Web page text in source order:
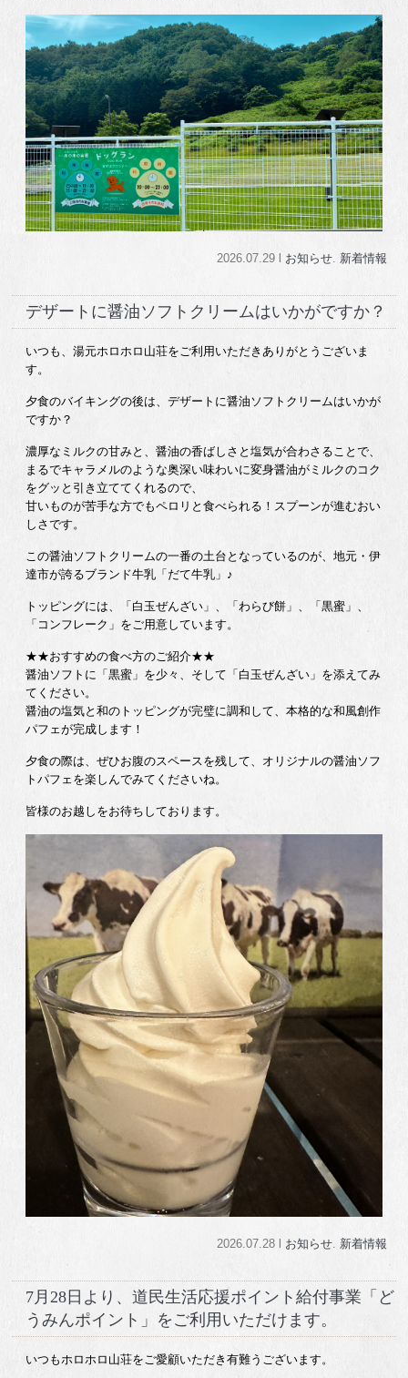
2026.07.29 l お知らせ. 新着情報
デザートに醤油ソフトクリームはいかがですか？
いつも、湯元ホロホロ山荘をご利用いただきありがとうございま
す。
夕食のバイキングの後は、デザートに醤油ソフトクリームはいかが
ですか？
濃厚なミルクの甘みと、醤油の香ばしさと塩気が合わさることで、
まるでキャラメルのような奥深い味わいに変身醤油がミルクのコク
をグッと引き立ててくれるので、
甘いものが苦手な方でもペロリと食べられる！スプーンが進むおい
しさです。
この醤油ソフトクリームの一番の土台となっているのが、地元・伊
達市が誇るブランド牛乳「だて牛乳」♪
トッピングには、「白玉ぜんざい」、「わらび餅」、「黒蜜」、
「コンフレーク」をご用意しています。
★★おすすめの食べ方のご紹介★★
醤油ソフトに「黒蜜」を少々、そして「白玉ぜんざい」を添えてみ
てください。
醤油の塩気と和のトッピングが完璧に調和して、本格的な和風創作
パフェが完成します！
夕食の際は、ぜひお腹のスペースを残して、オリジナルの醤油ソフ
トパフェを楽しんでみてくださいね。
皆様のお越しをお待ちしております。
2026.07.28 l お知らせ. 新着情報
7月28日より、道民生活応援ポイント給付事業「ど
うみんポイント」をご利用いただけます。
いつもホロホロ山荘をご愛顧いただき有難うございます。